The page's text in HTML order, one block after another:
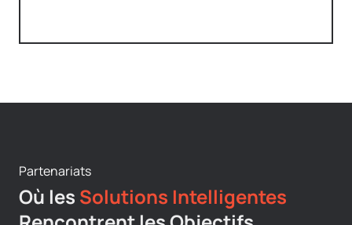
Partenariats
Où les Solutions Intelligentes